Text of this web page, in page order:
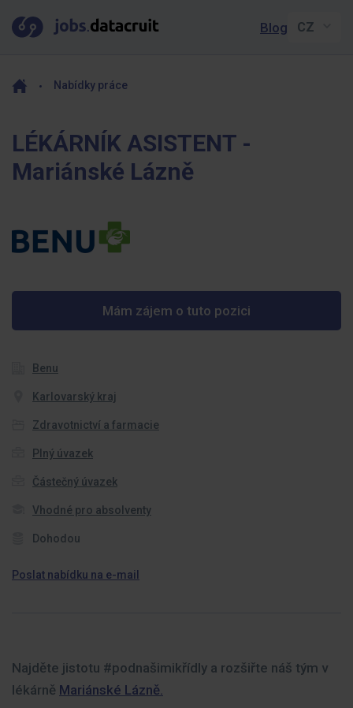
Blog
Nabídky práce
LÉKÁRNÍK ASISTENT -
Mariánské Lázně
Mám zájem o tuto pozici
Benu
Karlovarský kraj
Zdravotnictví a farmacie
Plný úvazek
Částečný úvazek
Vhodné pro absolventy
Dohodou
Poslat nabídku na e-mail
Najděte jistotu #podnašimikřídly a rozšiřte náš tým v
lékárně Mariánské Lázně.